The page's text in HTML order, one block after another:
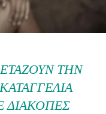
ΤΗΝ
ΔΙΑΚΟΠΈΣ